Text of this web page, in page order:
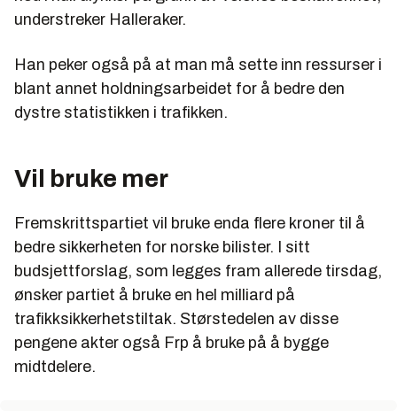
understreker Halleraker.
Han peker også på at man må sette inn ressurser i
blant annet holdningsarbeidet for å bedre den
dystre statistikken i trafikken.
Vil bruke mer
Fremskrittspartiet vil bruke enda flere kroner til å
bedre sikkerheten for norske bilister. I sitt
budsjettforslag, som legges fram allerede tirsdag,
ønsker partiet å bruke en hel milliard på
trafikksikkerhetstiltak. Størstedelen av disse
pengene akter også Frp å bruke på å bygge
midtdelere.